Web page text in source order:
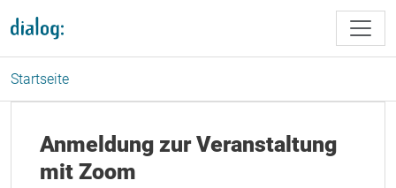
Startseite
Anmeldung zur Veranstaltung
mit Zoom